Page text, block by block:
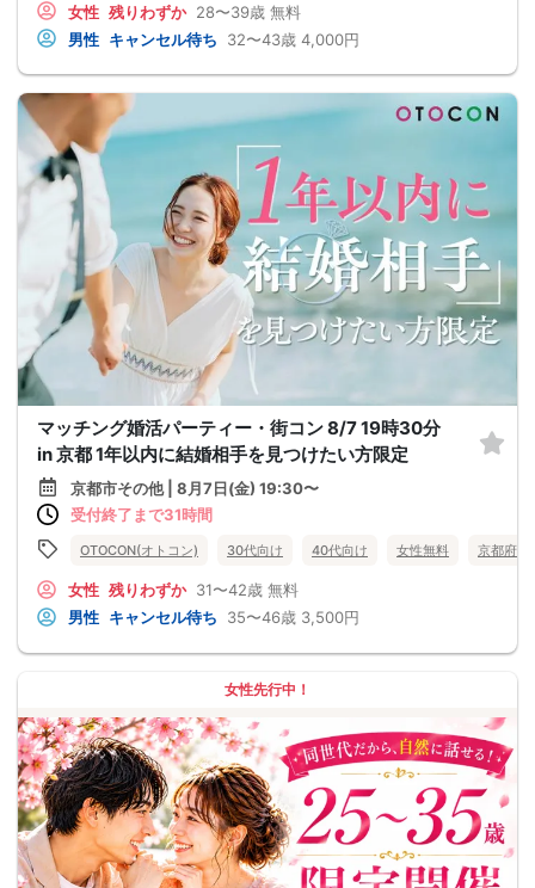
女性 残りわずか 28〜39歳 無料
男性 キャンセル待ち 32〜43歳 4,000円
マッチング婚活パーティー・街コン 8/7 19時30分
in 京都 1年以内に結婚相手を見つけたい方限定
京都市その他 | 8月7日(金) 19:30〜
受付終了まで31時間
OTOCON(オトコン) 30代向け 40代向け 女性無料 京都府
女性 残りわずか 31〜42歳 無料
男性 キャンセル待ち 35〜46歳 3,500円
女性先行中！